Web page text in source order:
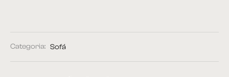
Categoria: Sofá